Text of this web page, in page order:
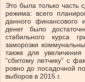
Это была только часть
режима: всего
данного финансового
денег было
стабильного курса
заморозки
также для
“сбитому летчику” с
ровно до посадочной
выборов в 2015 г.